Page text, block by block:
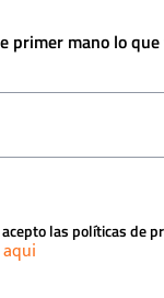
primer mano lo
acepto las políticas de